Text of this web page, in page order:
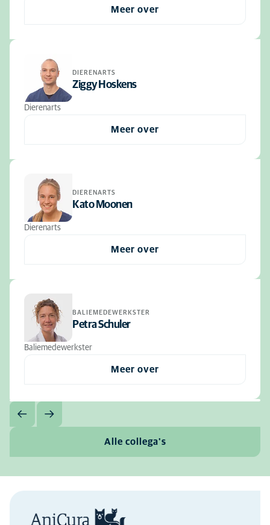
Meer over
DIERENARTS
Ziggy Hoskens
Dierenarts
Meer over
DIERENARTS
Kato Moonen
Dierenarts
Meer over
BALIEMEDEWERKSTER
Petra Schuler
Baliemedewerkster
Meer over
Alle collega's